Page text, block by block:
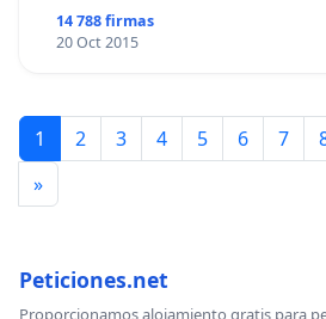
14 788 firmas
20 Oct 2015
1 2 3 4 5 6 7
»
Peticiones.net
Proporcionamos alojamiento gratis para